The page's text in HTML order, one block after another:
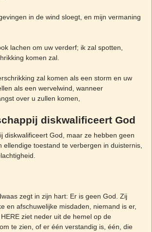
in de wind sloegt, en mijn vermaning
lachen om uw verderf; ik zal spotten,
komen zal.
zal komen als een storm en uw
als een wervelwind, wanneer
over u zullen komen,
diskwalificeert God
diskwalificeert God, maar ze hebben geen
ellendige toestand te verbergen in duisternis,
zegt in zijn hart: Er is geen God. Zij
en afschuwelijke misdaden, niemand is er,
ziet neder uit de hemel op de
te zien, of er één verstandig is, één, die